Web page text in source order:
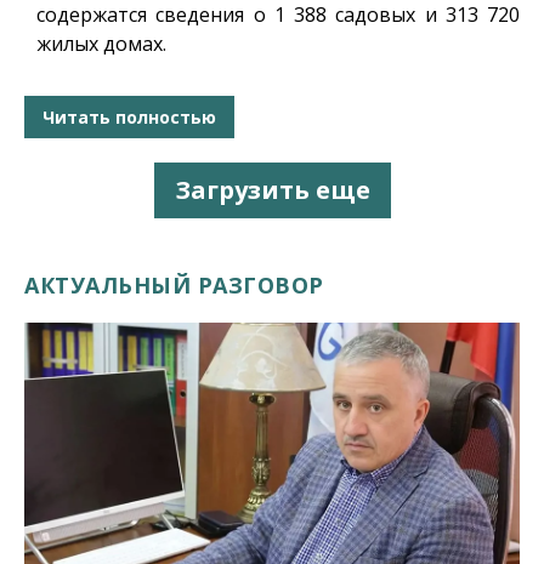
содержатся сведения о 1 388 садовых и 313 720
жилых домах.
Читать полностью
Загрузить еще
АКТУАЛЬНЫЙ РАЗГОВОР